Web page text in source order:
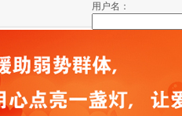
用户名：